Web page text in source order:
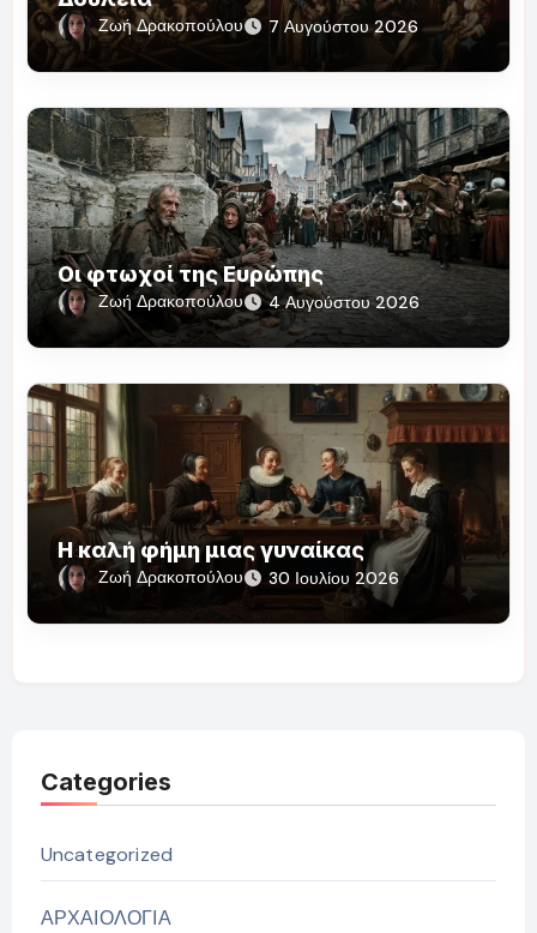
Ζωή Δρακοπούλου 7 Αυγούστου 2026
Οι φτωχοί της Ευρώπης
Ζωή Δρακοπούλου 4 Αυγούστου 2026
Η καλή φήμη μιας γυναίκας
Ζωή Δρακοπούλου 30 Ιουλίου 2026
Categories
Uncategorized
ΑΡΧΑΙΟΛΟΓΙΑ